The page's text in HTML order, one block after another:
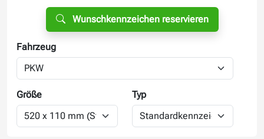
Wunschkennzeichen reservieren
Fahrzeug
Größe Typ